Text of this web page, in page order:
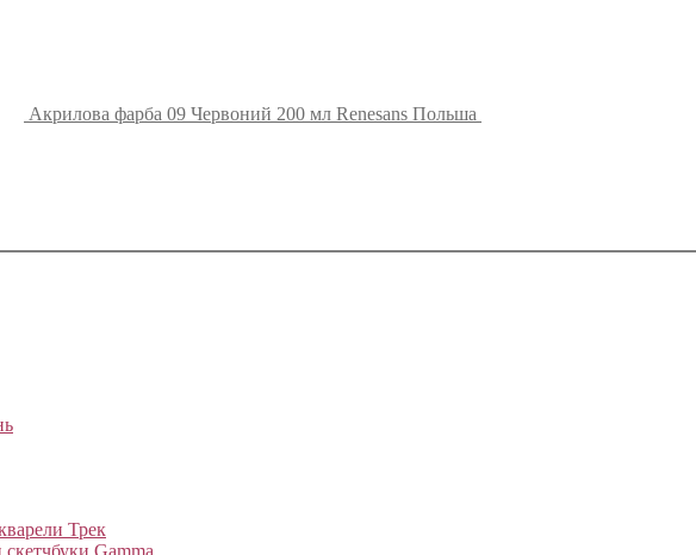
Акрилова фарба 09 Червоний 200 мл Renesans Польша
Трек
Gamma